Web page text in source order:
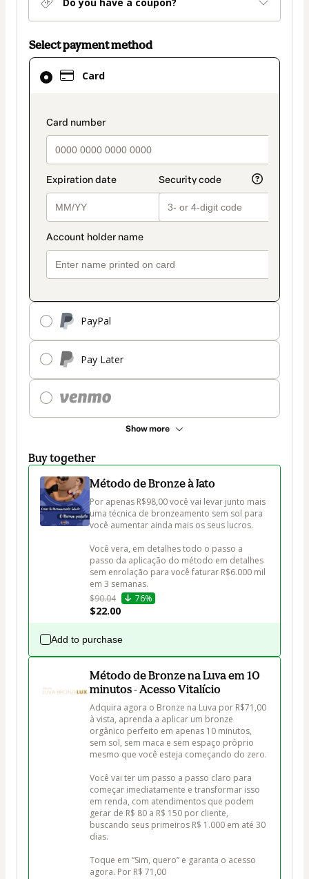
Select payment method
Card
payment_data.section_title_v2
PayPal
Pay Later
Show more
Card
selected
method
Buy together
Método de Bronze à Jato
Por apenas R$98,00 você vai levar junto mais
uma técnica de bronzeamento sem sol para
você aumentar ainda mais os seus lucros.
Você vera, em detalhes todo o passo a
passo da aplicação do método em detalhes
sem enrolação para você faturar R$6.000 mil
$90.04
76%
$22.00
Add to purchase
Método de Bronze na Luva em 10
minutos - Acesso Vitalício
Adquira agora o Bronze na Luva por R$71,00
à vista, aprenda a aplicar um bronze
orgânico perfeito em apenas 10 minutos,
sem sol, sem maca e sem espaço próprio
mesmo que você esteja começando do zero.
Você vai ter um passo a passo claro para
começar imediatamente e transformar isso
em renda, com atendimentos que podem
gerar de R$ 80 a R$ 150 por cliente,
buscando seus primeiros R$ 1.000 em até 30
dias.
Toque em “Sim, quero” e garanta o acesso
agora. Por R$ 71,00